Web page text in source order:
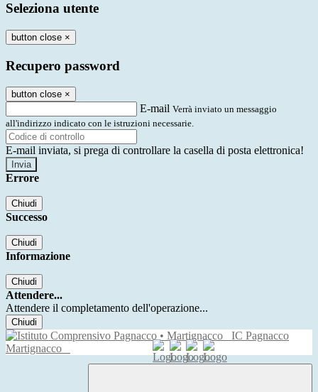
Seleziona utente
button close ×
Recupero password
button close ×
E-mail Verrà inviato un messaggio
all'indirizzo indicato con le istruzioni necessarie.
E-mail inviata, si prega di controllare la casella di posta elettronica!
Errore
Chiudi
Successo
Chiudi
Informazione
Chiudi
Attendere...
Attendere il completamento dell'operazione...
Chiudi
IC Pagnacco
Martignacco